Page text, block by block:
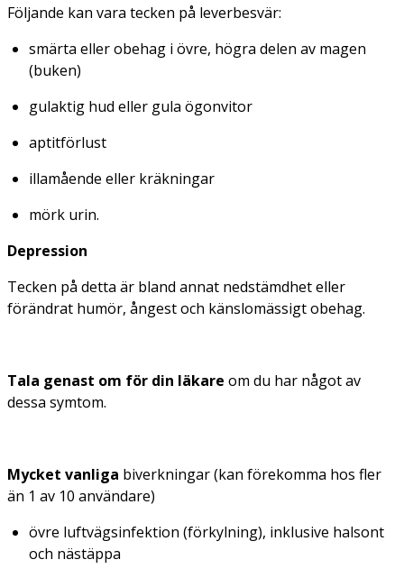
Följande kan vara tecken på leverbesvär:
smärta eller obehag i övre, högra delen av magen
(buken)
gulaktig hud eller gula ögonvitor
aptitförlust
illamående eller kräkningar
mörk urin.
Depression
Tecken på detta är bland annat nedstämdhet eller
förändrat humör, ångest och känslomässigt obehag.
Tala genast om för din läkare om du har något av
dessa symtom.
Mycket vanliga biverkningar (kan förekomma hos fler
än 1 av 10 användare)
övre luftvägsinfektion (förkylning), inklusive halsont
och nästäppa